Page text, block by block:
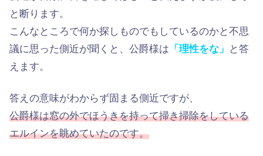
と断ります。
こんなところで何か探しものでもしているのかと不思
議に思った側近が聞くと、公爵様は 「理性をな」
と答
えます。
答えの意味がわからず固まる側近ですが、
公爵様は窓の外でほうきを持って掃き掃除をしている
エルインを眺めていたのです。